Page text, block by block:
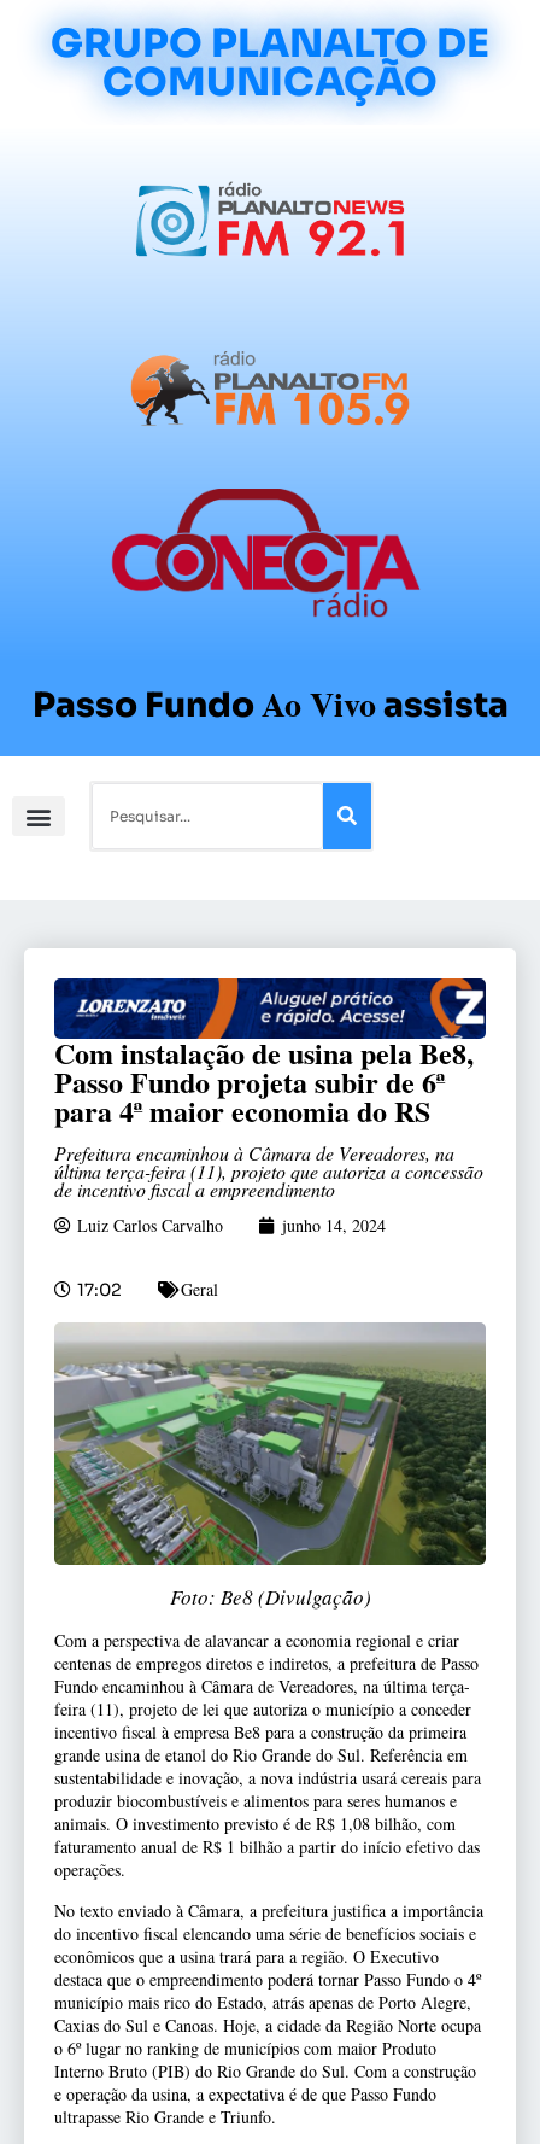
GRUPO PLANALTO DE
COMUNICAÇÃO
Passo FundoAo Vivoassista
Com instalação de usina pela Be8,
Passo Fundo projeta subir de 6ª
para 4ª maior economia do RS
Prefeitura encaminhou à Câmara de Vereadores, na
última terça-feira (11), projeto que autoriza a concessão
de incentivo fiscal a empreendimento
Luiz Carlos Carvalho junho 14, 2024
17:02 Geral
Foto: Be8 (Divulgação)
Com a perspectiva de alavancar a economia regional e criar
centenas de empregos diretos e indiretos, a prefeitura de Passo
Fundo encaminhou à Câmara de Vereadores, na última terça-
feira (11), projeto de lei que autoriza o município a conceder
incentivo fiscal à empresa Be8 para a construção da primeira
grande usina de etanol do Rio Grande do Sul. Referência em
sustentabilidade e inovação, a nova indústria usará cereais para
produzir biocombustíveis e alimentos para seres humanos e
animais. O investimento previsto é de R$ 1,08 bilhão, com
faturamento anual de R$ 1 bilhão a partir do início efetivo das
operações.
No texto enviado à Câmara, a prefeitura justifica a importância
do incentivo fiscal elencando uma série de benefícios sociais e
econômicos que a usina trará para a região. O Executivo
destaca que o empreendimento poderá tornar Passo Fundo o 4º
município mais rico do Estado, atrás apenas de Porto Alegre,
Caxias do Sul e Canoas. Hoje, a cidade da Região Norte ocupa
o 6º lugar no ranking de municípios com maior Produto
Interno Bruto (PIB) do Rio Grande do Sul. Com a construção
e operação da usina, a expectativa é de que Passo Fundo
ultrapasse Rio Grande e Triunfo.